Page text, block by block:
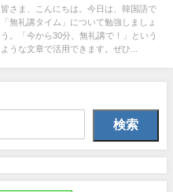
よう！
皆さま、こんにちは。今日は、韓国語で
「無礼講タイム」について勉強しましょ
う。「今から30分、無礼講で！」という
ような文章で活用できます。ぜひ...
検索